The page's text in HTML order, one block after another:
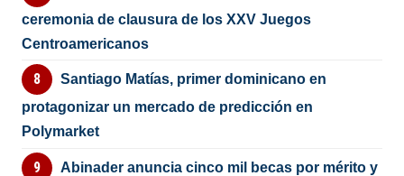
ceremonia de clausura de los XXV Juegos
Centroamericanos
Santiago Matías, primer dominicano en
protagonizar un mercado de predicción en
Polymarket
Abinader anuncia cinco mil becas por mérito y